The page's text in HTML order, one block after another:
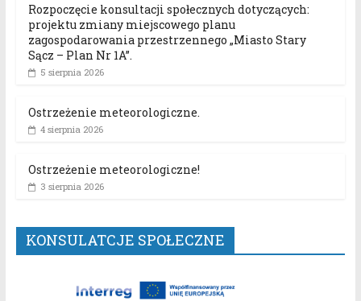
Rozpoczęcie konsultacji społecznych dotyczących:
projektu zmiany miejscowego planu
zagospodarowania przestrzennego „Miasto Stary
Sącz – Plan Nr 1A”.
5 sierpnia 2026
Ostrzeżenie meteorologiczne.
4 sierpnia 2026
Ostrzeżenie meteorologiczne!
3 sierpnia 2026
KONSULATCJE SPOŁECZNE